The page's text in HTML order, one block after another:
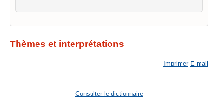
Thèmes et interprétations
Imprimer E-mail
Consulter le dictionnaire